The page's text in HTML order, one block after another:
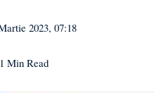
2023, 07:18
1 Min Read